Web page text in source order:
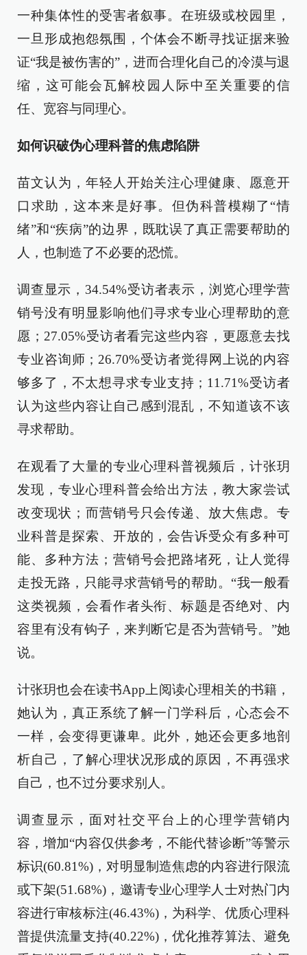
一种集体性的受害者叙事。在班级或校园里，
一旦形成抱怨氛围，个体会不断寻找证据来验
证“我是被伤害的”，进而合理化自己的冷漠与退
缩，这可能会瓦解校园人际中至关重要的信
任、宽容与同理心。
如何识破伪心理科普的焦虑陷阱
苗文认为，年轻人开始关注心理健康、愿意开
口求助，这本来是好事。但伪科普模糊了“情
绪”和“疾病”的边界，既耽误了真正需要帮助的
人，也制造了不必要的恐慌。
调查显示，34.54%受访者表示，浏览心理学营
销号没有明显影响他们寻求专业心理帮助的意
愿；27.05%受访者看完这些内容，更愿意去找
专业咨询师；26.70%受访者觉得网上说的内容
够多了，不太想寻求专业支持；11.71%受访者
认为这些内容让自己感到混乱，不知道该不该
寻求帮助。
在观看了大量的专业心理科普视频后，计张玥
发现，专业心理科普会给出方法，教大家尝试
改变现状；而营销号只会传递、放大焦虑。专
业科普是探索、开放的，会告诉受众有多种可
能、多种方法；营销号会把路堵死，让人觉得
走投无路，只能寻求营销号的帮助。“我一般看
这类视频，会看作者头衔、标题是否绝对、内
容里有没有钩子，来判断它是否为营销号。”她
说。
计张玥也会在读书App上阅读心理相关的书籍，
她认为，真正系统了解一门学科后，心态会不
一样，会变得更谦卑。此外，她还会更多地剖
析自己，了解心理状况形成的原因，不再强求
自己，也不过分要求别人。
调查显示，面对社交平台上的心理学营销内
容，增加“内容仅供参考，不能代替诊断”等警示
标识(60.81%)，对明显制造焦虑的内容进行限流
或下架(51.68%)，邀请专业心理学人士对热门内
容进行审核标注(46.43%)，为科学、优质心理科
普提供流量支持(40.22%)，优化推荐算法、避免